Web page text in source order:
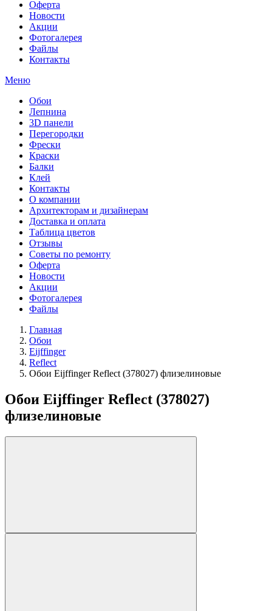
Оферта
Новости
Акции
Фотогалерея
Файлы
Контакты
Меню
Обои
Лепнина
3D панели
Перегородки
Фрески
Краски
Балки
Клей
Контакты
О компании
Архитекторам и дизайнерам
Доставка и оплата
Таблица цветов
Отзывы
Советы по ремонту
Оферта
Новости
Акции
Фотогалерея
Файлы
Главная
Обои
Eijffinger
Reflect
Обои Eijffinger Reflect (378027) флизелиновые
Обои Eijffinger Reflect (378027)
флизелиновые